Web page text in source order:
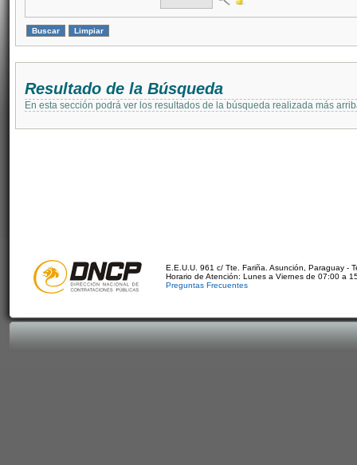
Resultado de la Búsqueda
En esta sección podrá ver los resultados de la búsqueda realizada más
E.E.U.U. 961 c/ Tte. Fariña. Asunción, Paraguay -
Horario de Atención: Lunes a Viernes de 07:00 a
Preguntas Frecuentes